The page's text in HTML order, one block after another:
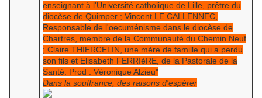
enseignant à l'Université catholique de Lille, prêtre du
diocèse de Quimper ; Vincent LE CALLENNEC,
Responsable de l'oecuménisme dans le diocèse de
Chartres, membre de la Communauté du Chemin Neuf
; Claire THIERCELIN, une mère de famille qui a perdu
son fils et Elisabeth FERRIèRE, de la Pastorale de la
Santé. Prod : Véronique Alzieu"
Dans la souffrance, des raisons d'espérer